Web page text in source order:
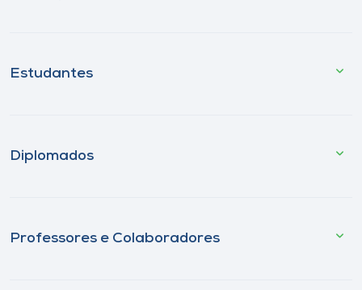
Estudantes
Diplomados
Professores e Colaboradores